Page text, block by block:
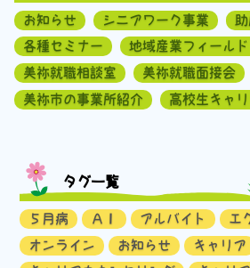
お知らせ シニアワーク事業
各種セミナー
地域産業フィール
美祢就職相談室
美祢就職面接会
美祢市の事業所紹介
高校生キャ
タグ一覧
５月病 ＡＩ アルバイト
エ
オンライン
お知らせ
キャリア